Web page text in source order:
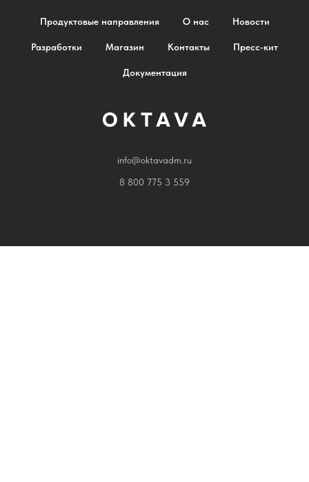
Продуктовые направления О нас Новости
Разработки Магазин Контакты Пресс-кит
Документация
info@oktavadm.ru
8 800 775 3 559